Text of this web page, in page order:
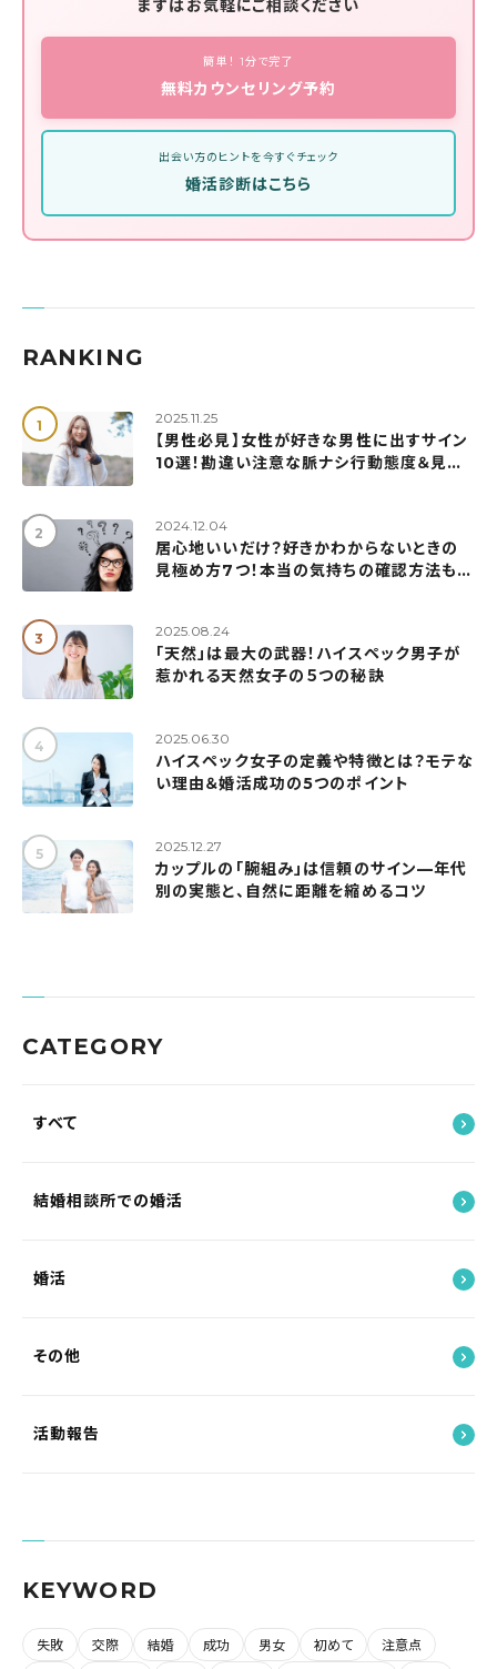
まずはお気軽にご相談ください
簡単！ 1分で完了
無料カウンセリング予約
出会い方のヒントを今すぐチェック
婚活診断はこちら
RANKING
2025.11.25
【男性必見】女性が好きな男性に出すサイン
10選！勘違い注意な脈ナシ行動態度＆見極
2024.12.04
居心地いいだけ？好きかわからないときの
見極め方7つ！本当の気持ちの確認方法も紹
2025.08.24
「天然」は最大の武器！ハイスペック男子が
惹かれる天然女子の５つの秘訣
2025.06.30
ハイスペック女子の定義や特徴とは？モテな
い理由＆婚活成功の5つのポイント
2025.12.27
カップルの「腕組み」は信頼のサイン—年代
別の実態と、自然に距離を縮めるコツ
CATEGORY
すべて
結婚相談所での婚活
婚活
その他
活動報告
KEYWORD
失敗 交際 結婚 成功 男女 初めて
注意点